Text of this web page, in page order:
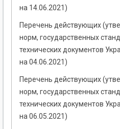
на 14.06.2021)
Перечень действующих
норм, государственных
технических документов
на 04.06.2021)
Перечень действующих
норм, государственных
технических документов
на 06.05.2021)